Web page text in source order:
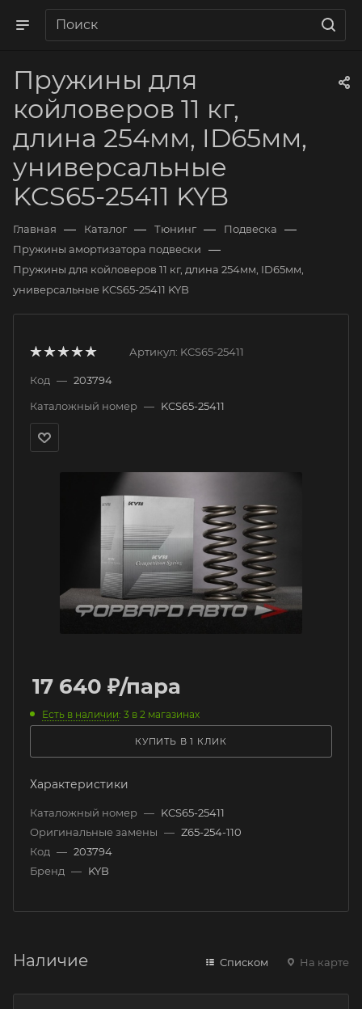
Пружины для
койловеров 11 кг,
длина 254мм, ID65мм,
универсальные
KCS65-25411 KYB
Главная — Каталог — Тюнинг — Подвеска —
Пружины амортизатора подвески —
Пружины для койловеров 11 кг, длина 254мм, ID65мм,
универсальные KCS65-25411 KYB
Артикул: KCS65-25411
Код — 203794
Каталожный номер — KCS65-25411
17 640 ₽/пара
Есть в наличии: 3 в 2 магазинах
КУПИТЬ В 1 КЛИК
Характеристики
Каталожный номер — KCS65-25411
Оригинальные замены — Z65-254-110
Код — 203794
Бренд — KYB
Наличие Списком На карте